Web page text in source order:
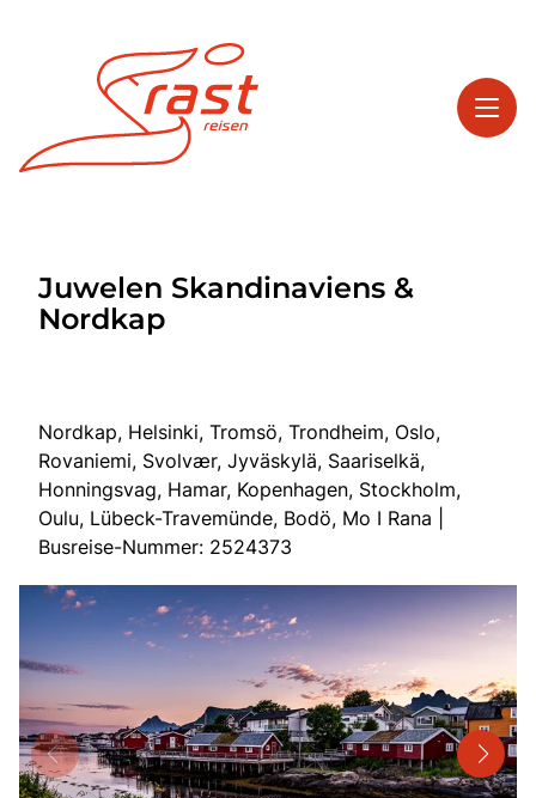
Highlights
Service
Start
Tagesreisen
Mehrtagesreisen
Bus anmieten
Linienverkehr
Service
Kontakt
Juwelen Skandinaviens &
Nordkap
Nordkap, Helsinki, Tromsö, Trondheim, Oslo,
Rovaniemi, Svolvær, Jyväskylä, Saariselkä,
Honningsvag, Hamar, Kopenhagen, Stockholm,
Oulu, Lübeck-Travemünde, Bodö, Mo I Rana |
Busreise-Nummer: 2524373